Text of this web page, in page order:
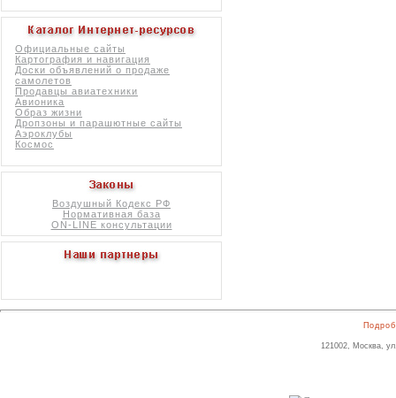
Официальные сайты
Картография и навигация
Доски объявлений о продаже
самолетов
Продавцы авиатехники
Авионика
Образ жизни
Дропзоны и парашютные сайты
Аэроклубы
Космос
Воздушный Кодекс РФ
Нормативная база
ON-LINE консультации
121002, Москва,